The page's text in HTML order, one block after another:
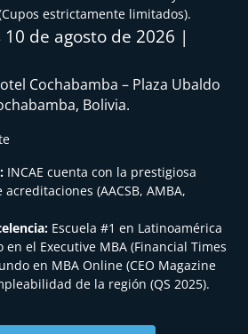
estrictamente limitados).
10 de agosto de 2026 |
Cochabamba – Plaza Ubaldo
Bolivia.
INCAE cuenta con la prestigiosa
(AACSB, AMBA,
Escuela #1 en Latinoamérica
el Executive MBA (Financial Times
en MBA Online (CEO Magazine
de la región (QS 2025).